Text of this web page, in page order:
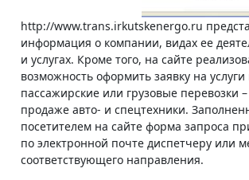
http://www.trans.irkutskenergo.ru
информация о компании, видах ее
и услугах. Кроме того, на сайте
возможность оформить заявку на
пассажирские или грузовые перевозки
продаже авто- и спецтехники.
посетителем на сайте форма запроса
по электронной почте диспетчеру или
соответствующего направления.